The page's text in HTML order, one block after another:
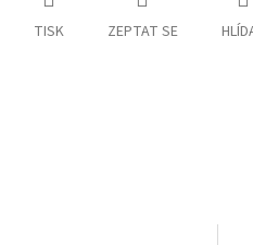
TISK ZEPTAT SE